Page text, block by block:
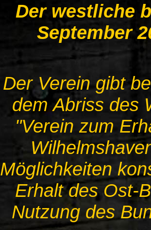
Der westliche
September
Der Verein gibt
dem Abriss des
"Verein zum
Möglichkeiten
Erhalt des Ost-
Nutzung des